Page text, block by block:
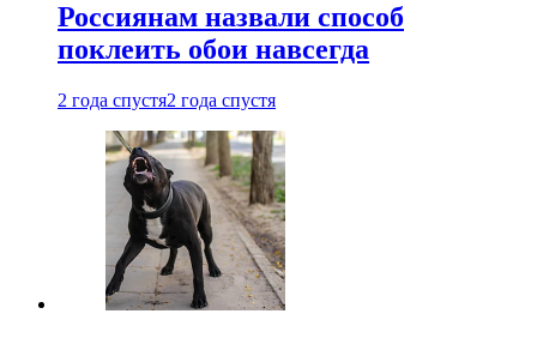
Россиянам назвали способ
поклеить обои навсегда
2 года спустя2 года спустя